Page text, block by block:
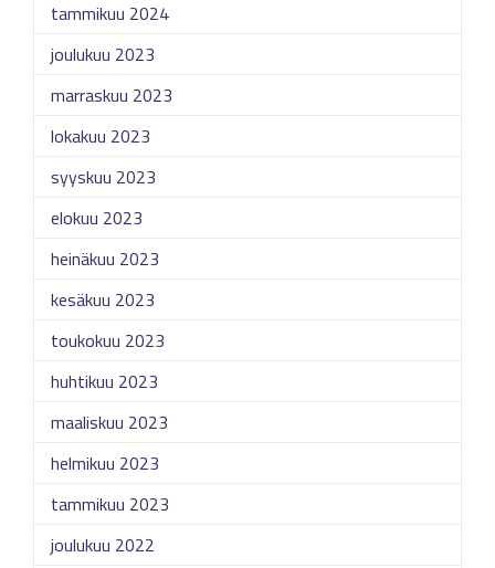
tammikuu 2024
joulukuu 2023
marraskuu 2023
lokakuu 2023
syyskuu 2023
elokuu 2023
heinäkuu 2023
kesäkuu 2023
toukokuu 2023
huhtikuu 2023
maaliskuu 2023
helmikuu 2023
tammikuu 2023
joulukuu 2022